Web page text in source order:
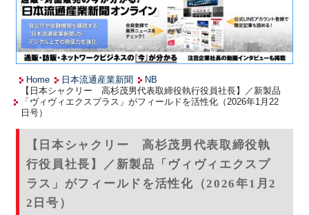
Home 日本流通産業新聞
NB
【日本シャクリー 高杉茂男代表取締役執行役員社長】／新製品
「ヴィヴィエクスプラス」がフィールドを活性化（2026年1月22
日号）
【日本シャクリー 高杉茂男代表取締役執
行役員社長】／新製品「ヴィヴィエクスプ
ラス」がフィールドを活性化（2026年1月2
2日号）